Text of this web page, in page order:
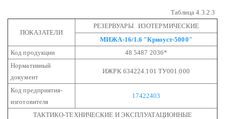
Таблица 4.3.2.3
ПОКАЗАТЕЛИ
РЕЗЕРВУАРЫ ИЗОТЕРМИЧЕСКИЕ
МИЖА-16/1.6 "Криоуст-5000"
Код продукции
48 5487 2036*
Нормативный
документ
ИЖРК 634224.101 ТУ001.000
Код предприятия-
изготовителя
17422403
ТАКТИКО-ТЕХНИЧЕСКИЕ И ЭКСПЛУАТАЦИОННЫЕ